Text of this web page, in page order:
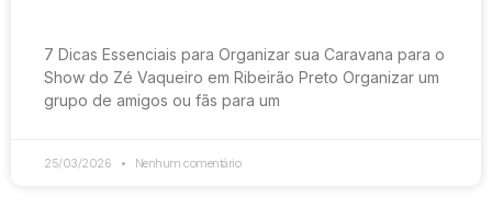
7 Dicas Essenciais para Organizar sua Caravana para o
Show do Zé Vaqueiro em Ribeirão Preto Organizar um
grupo de amigos ou fãs para um
25/03/2026 Nenhum comentário